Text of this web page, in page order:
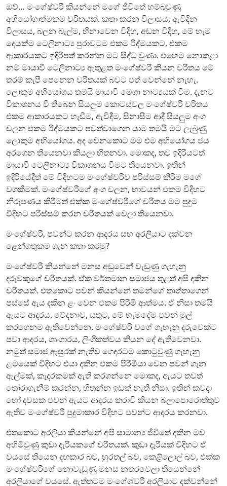
ඔව්… මංගේෂ්වරී කියන්නේ මගේ ජීවිතේ හම්බවුණු
අභියෝගාත්මකම චරිතයක්. කතා කරන විලාසය, ඇවිදින
විලාසය, බලන බැල්ම, හිනාවෙන විදිහ, අඬන විදිහ, මේ හැම
දෙයක්ම ටෙලිනාට්‍ය පුරාවටම එකම රිද්මයකට, එකම
ආකාරයකට ඉදිරිපත් කරන්න මට සිද්ධ වුණා. එහෙම නොකළා
නම් මායාවී ටෙලිනාට්‍ය ඇතුළත මංගේෂ්වරී කියන චරිතය මේ
තරම් කැපී පෙනෙන චරිතයක් බවට පත් වෙන්නේ නැහැ.
ලොකුම අභියෝගය තමයි මායාවී මෙගා නාට්‍යයක් වීම. දැනට
විකාශනය වී තිබෙන සියලු‍ම කොටස්වල මංගේෂ්වරී චරිතය
එකම ආකාරයකට හැඬීම, ඇවිදීම, සිනාසීම ආදී සියලු‍ම අංග
චලන එකම රිද්මයකට පවත්වාගෙන යාම තමයි මට ලැබුණු
ලොකුම අභියෝගය. අද වෙනකොට මම එම අභියෝගය ජය
අරගෙන තියෙනවා කියලා හිතනවා. මොකද, තව ඉදිරියටත්
මායාවී ටෙලිනාට්‍ය විකාශනය වීමට තියෙනවා. ඉතින්
ඉදිරියේදීත් මේ විදිහටම මංගේෂ්වරීව පරිස්සම් කිරීම මගේ
වගකීමක්. මංගේෂ්වරීගේ අංග චලන, භාවයන් එකම විදිහට
නිරූපණය කිරීමත් එක්ක මංගේෂ්වරීගේ චරිතය මම පුදුම
විදිහට පරිස්සම් කරන චරිතයක් වෙලා තියෙනවා.
මංගේෂ්වරී, පවන්ට කරන ආදරය සහ අරලියාට දක්වන
ළෙන්ගතුකම ගැන කතා කරමු?
මංගේෂ්වරී කියන්නේ මනස අඩුවෙන් වැඩුණු ගැහැනු
දරුවකුගේ චරිතයක්. ඒක වර්තමාන සමාජය තුළත් අපි දකින
චරිතයක්. එතකොට පවන් කියන්නේ තමන්ගේ තාත්තාගෙන්
පස්සේ ඇය දකින ළං වෙන එකම පිරිමි ආත්මය. ඒ නිසා තමයි
ඇයට ආදරය, වේදනාව, සතුට, මේ හැමදේම පවන් මුල්
කරගෙනම ඇතිවෙන්නෙ. මංගේෂ්වරී වගේ ගැහැනු දරුවෙක්ට
පවා ආදරය, ශෘංගාරය, ලිංගිකත්වය කියන දේ ඇතිවෙනවා.
නමුත් සමාජ ඇසුරක් නැතිව ගෙදරටම කොටුවුණු ගැහැනු
ළමයෙක් විදිහට එයා දකින එකම පිරිමියා වෙන පවන් ගැන
ඇල්මක්, කෑදරකමක් ඇති කරගන්නෙ මොකද, ඇයට තවත්
තෝරාගැනීම් කරන්න, හිතන්න ඉඩක් නැති නිසා. ඉතින් කවදා
හෝ දවසක පවන් ඇයට ආදරය කරාවි කියන බලාපොරොත්තුව
ඇතිව මංගේෂ්වරී පුදුමාකාර විදිහට පවන්ට ආදරය කරනවා.
එතකොට අරලියා කියන්නේ අපි සාමාන්‍ය ජීවිතේ දකින මව
අහිමිවුණු කුඩා දැරියකගේ චරිතයක්. කුඩා දැරියක් විදිහට ඒ
වයසේ තියෙන දඟකාර බව, හුරතල් බව, කෙළිලොල් බව, එක්ක
මංගේෂ්වරීගේ නොවැඩුණු මනස නතරවෙලා තියෙන්නේ
අරලියාගේ වයසේ. ඇත්තටම මංගේශ්වරී අරලියාට දක්වන්නේ